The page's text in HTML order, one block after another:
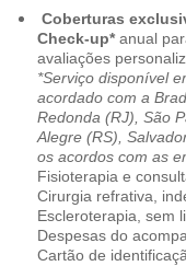
Coberturas
Check-up*anual
avaliações
*Serviço disponível
acordado com a
Redonda (RJ), São
Alegre (RS),
os acordos com as
Fisioterapia e
Cirurgia refrativa,
Escleroterapia, sem
Despesas do
Cartão de